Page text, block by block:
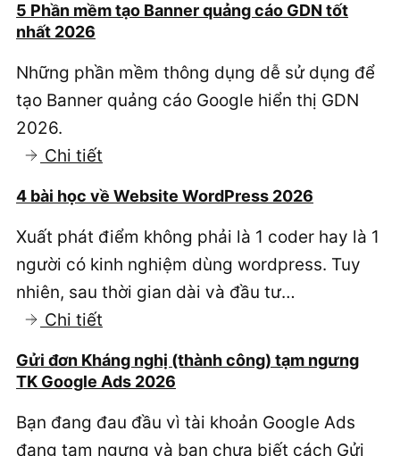
vững)
tiền
2026:
bền
như
thế
5 Phần mềm tạo Banner quảng cáo GDN tốt
nhất 2026
Những phần mềm thông dụng dễ sử dụng để
tạo Banner quảng cáo Google hiển thị GDN
2026.
Chi tiết
Phần
mềm
tạo
Banner
cáo
GDN
nhất
4 bài học về Website WordPress 2026
Xuất phát điểm không phải là 1 coder hay là 1
người có kinh nghiệm dùng wordpress. Tuy
nhiên, sau thời gian dài và đầu tư…
Chi tiết
bài
về
Gửi đơn Kháng nghị (thành công) tạm ngưng
TK Google Ads 2026
Bạn đang đau đầu vì tài khoản Google Ads
đang tạm ngưng và bạn chưa biết cách Gửi